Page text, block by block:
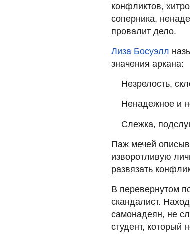
конфликтов,
соперника,
провалит дело.
Лиза Босуэлл
значения аркана:
Незрелость,
Ненадежное и
Слежка,
Паж мечей
изворотливую
развязать
В перевернутом
скандалист.
самонадеян, не
студент, который